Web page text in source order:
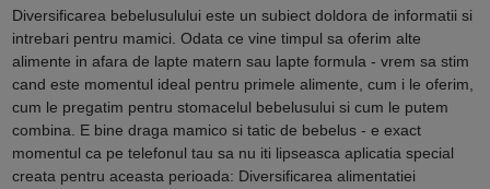
Diversificarea bebelusulului este un subiect doldora de informatii si
intrebari pentru mamici. Odata ce vine timpul sa oferim alte
alimente in afara de lapte matern sau lapte formula - vrem sa stim
cand este momentul ideal pentru primele alimente, cum i le oferim,
cum le pregatim pentru stomacelul bebelusului si cum le putem
combina. E bine draga mamico si tatic de bebelus - e exact
momentul ca pe telefonul tau sa nu iti lipseasca aplicatia special
creata pentru aceasta perioada: Diversificarea alimentatiei